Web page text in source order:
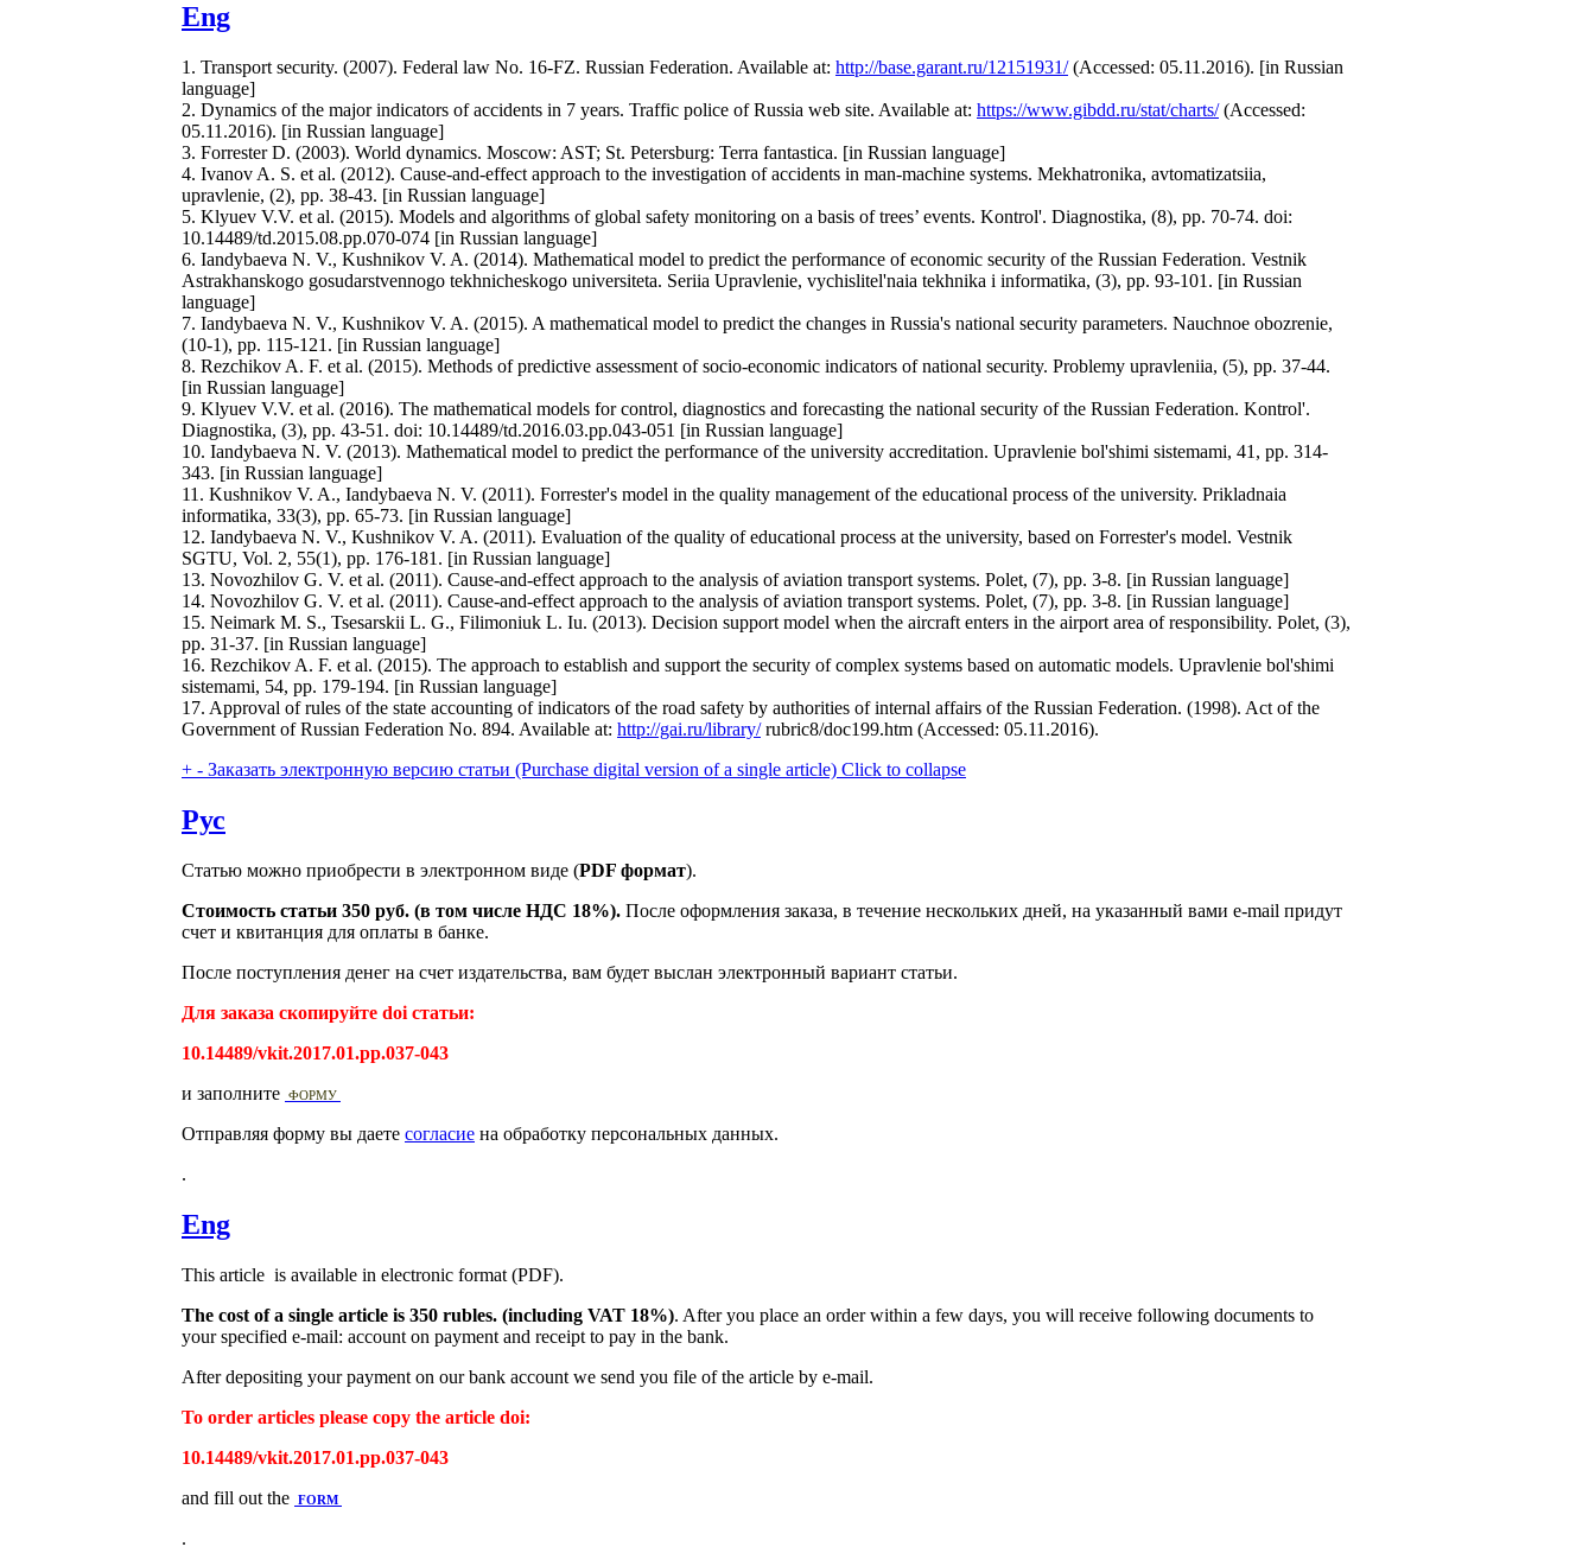
Eng
1. Transport security. (2007). Federal law No. 16-FZ. Russian Federation. Available at: http://base.garant.ru/12151931/(Accessed: 05.11.2016). [in Russian
language]
2. Dynamics of the major indicators of accidents in 7 years. Traffic police of Russia web site. Available at: https://www.gibdd.ru/stat/charts/(Accessed:
05.11.2016). [in Russian language]
3. Forrester D. (2003). World dynamics. Moscow: AST; St. Petersburg: Terra fantastica. [in Russian language]
4. Ivanov A. S. et al. (2012). Cause-and-effect approach to the investigation of accidents in man-machine systems. Mekhatronika, avtomatizatsiia,
upravlenie, (2), pp. 38-43. [in Russian language]
5. Klyuev V.V. et al. (2015). Models and algorithms of global safety monitoring on a basis of trees’ events. Kontrol'. Diagnostika, (8), pp. 70-74. doi:
10.14489/td.2015.08.pp.070-074 [in Russian language]
6. Iandybaeva N. V., Kushnikov V. A. (2014). Mathematical model to predict the performance of economic security of the Russian Federation. Vestnik
Astrakhanskogo gosudarstvennogo tekhnicheskogo universiteta. Seriia Upravlenie, vychislitel'naia tekhnika i informatika, (3), pp. 93-101. [in Russian
language]
7. Iandybaeva N. V., Kushnikov V. A. (2015). A mathematical model to predict the changes in Russia's national security parameters. Nauchnoe obozrenie,
(10-1), pp. 115-121. [in Russian language]
8. Rezchikov A. F. et al. (2015). Methods of predictive assessment of socio-economic indicators of national security. Problemy upravleniia, (5), pp. 37-44.
[in Russian language]
9. Klyuev V.V. et al. (2016). The mathematical models for control, diagnostics and forecasting the national security of the Russian Federation. Kontrol'.
Diagnostika, (3), pp. 43-51. doi: 10.14489/td.2016.03.pp.043-051 [in Russian language]
10. Iandybaeva N. V. (2013). Mathematical model to predict the performance of the university accreditation. Upravlenie bol'shimi sistemami, 41, pp. 314-
343. [in Russian language]
11. Kushnikov V. A., Iandybaeva N. V. (2011). Forrester's model in the quality management of the educational process of the university. Prikladnaia
informatika, 33(3), pp. 65-73. [in Russian language]
12. Iandybaeva N. V., Kushnikov V. A. (2011). Evaluation of the quality of educational process at the university, based on Forrester's model. Vestnik
SGTU, Vol. 2, 55(1), pp. 176-181. [in Russian language]
13. Novozhilov G. V. et al. (2011). Cause-and-effect approach to the analysis of aviation transport systems. Polet, (7), pp. 3-8. [in Russian language]
14. Novozhilov G. V. et al. (2011). Cause-and-effect approach to the analysis of aviation transport systems. Polet, (7), pp. 3-8. [in Russian language]
15. Neimark M. S., Tsesarskii L. G., Filimoniuk L. Iu. (2013). Decision support model when the aircraft enters in the airport area of responsibility. Polet, (3),
pp. 31-37. [in Russian language]
16. Rezchikov A. F. et al. (2015). The approach to establish and support the security of complex systems based on automatic models. Upravlenie bol'shimi
sistemami, 54, pp. 179-194. [in Russian language]
17. Approval of rules of the state accounting of indicators of the road safety by authorities of internal affairs of the Russian Federation. (1998). Act of the
Government of Russian Federation No. 894. Available at: http://gai.ru/library/rubric8/doc199.htm (Accessed: 05.11.2016).
+ - Заказать электронную версию статьи (Purchase digital version of a single article) Click to collapse
Рус
Статью можно приобрести в электронном виде (PDF формат).
Стоимость статьи 350 руб. (в том числе НДС 18%). После оформления заказа, в течение нескольких дней, на указанный вами e-mail придут
счет и квитанция для оплаты в банке.
После поступления денег на счет издательства, вам будет выслан электронный вариант статьи.
Для заказа скопируйте doi статьи:
10.14489/vkit.2017.01.pp.037-043
и заполните ФОРМУ
Отправляя форму вы даете согласие на обработку персональных данных.
.
Eng
This article is available in electronic format (PDF).
The cost of a single article is 350 rubles. (including VAT 18%). After you place an order within a few days, you will receive following documents to
your specified e-mail: account on payment and receipt to pay in the bank.
After depositing your payment on our bank account we send you file of the article by e-mail.
To order articles please copy the article doi:
10.14489/vkit.2017.01.pp.037-043
and fill out the FORM
.